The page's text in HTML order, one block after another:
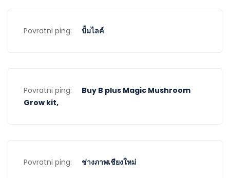
Povratni ping: ปั้มไลค์
Povratni ping:
Buy B plus Magic Mushroom
Grow kit,
Povratni ping: ช่างภาพเชียงใหม่